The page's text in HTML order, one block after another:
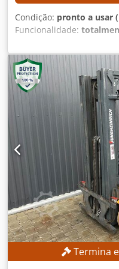
Condição: pronto a usar
Funcionalidade:
capacidade de carga:8
Yaskawa YRC1000
,
programação: Yaskawa,
TÉCNICOS Eixos do
útil: 8 kg Peso do braço
MÁQUINA Controlador:
painel de programação:
380–440 V, 50/60 Hz
máxima de proteção
15 A Corrente de curto-
alimentação: ERAR-
do robô Yaskawa
Yaskawa YRC1000
Termina